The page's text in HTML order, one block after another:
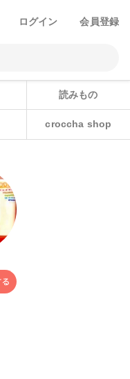
ログイン 会員登録
読みもの
croccha shop